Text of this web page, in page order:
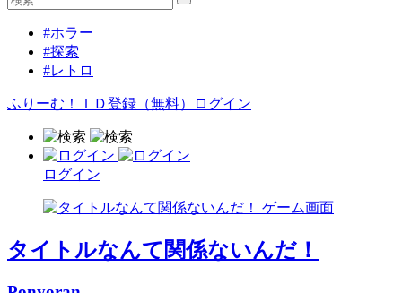
#ホラー
#探索
#レトロ
ふりーむ！ＩＤ登録（無料） ログイン
ログイン
タイトルなんて関係ないんだ！